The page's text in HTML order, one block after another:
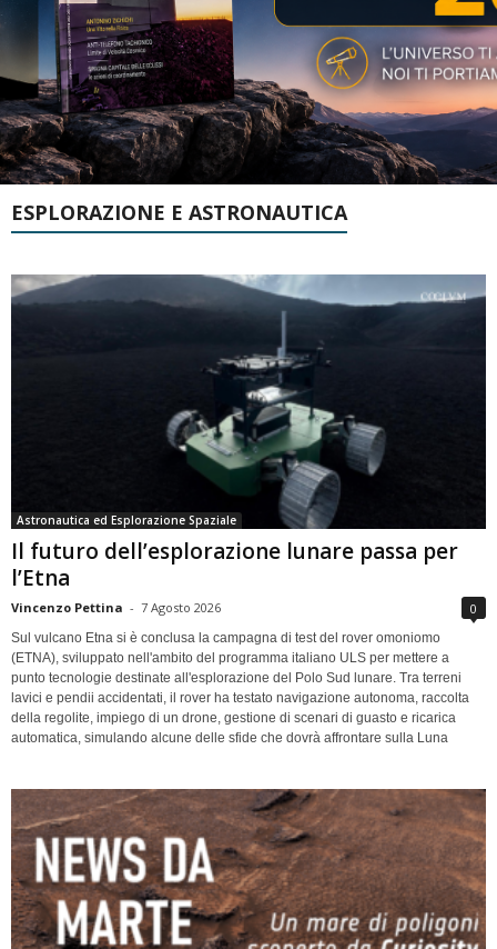
ESPLORAZIONE E ASTRONAUTICA
Astronautica ed Esplorazione Spaziale
Il futuro dell’esplorazione lunare passa per
l’Etna
Vincenzo Pettina - 7 Agosto 2026 0
Sul vulcano Etna si è conclusa la campagna di test del rover omoniomo
(ETNA), sviluppato nell'ambito del programma italiano ULS per mettere a
punto tecnologie destinate all'esplorazione del Polo Sud lunare. Tra terreni
lavici e pendii accidentati, il rover ha testato navigazione autonoma, raccolta
della regolite, impiego di un drone, gestione di scenari di guasto e ricarica
automatica, simulando alcune delle sfide che dovrà affrontare sulla Luna